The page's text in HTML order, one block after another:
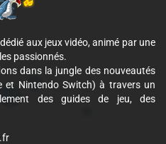
aux jeux vidéo, animé par une
passionnés.
dans la jungle des nouveautés
et Nintendo Switch) à travers un
des guides de jeu, des